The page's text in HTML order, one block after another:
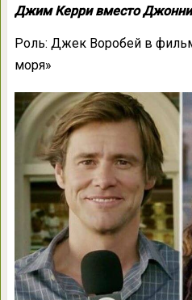
Джим Керри вместо
Роль: Джек Воробей в
моря»